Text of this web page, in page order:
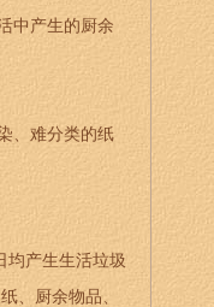
中产生的厨余
、难分类的纸
产生生活垃圾
、厨余物品、